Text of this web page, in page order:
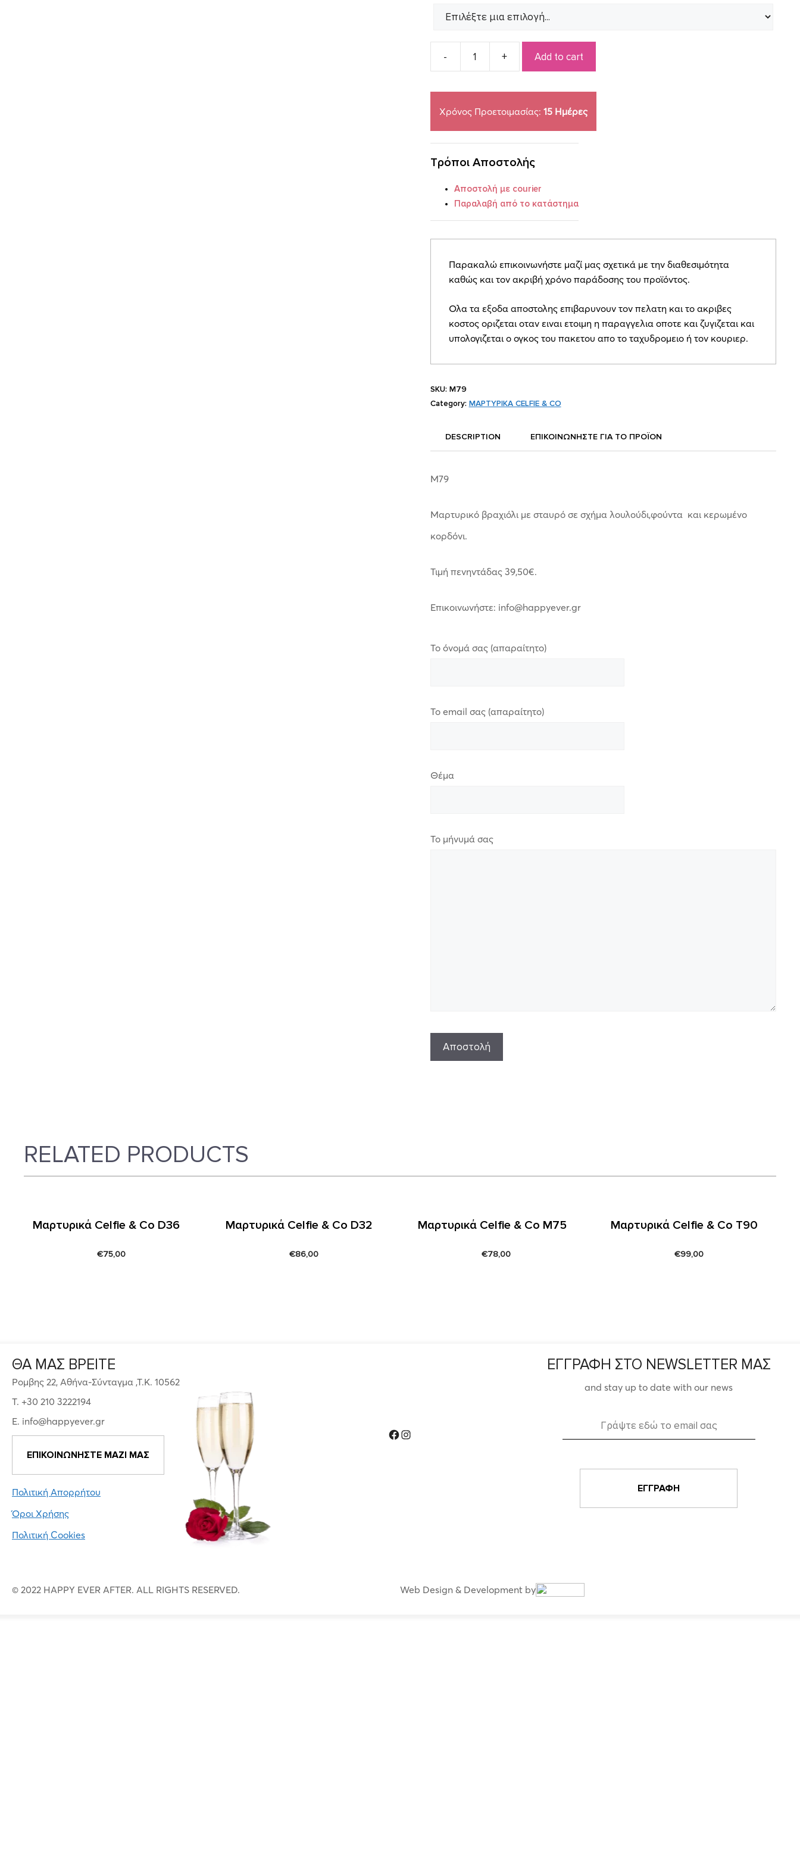
Μαρτυρικά
&
Co
Add to cart
Χρόνος Προετοιμασίας: 15 Ημέρες
Τρόποι Αποστολής
Αποστολή με courier
Παραλαβή από το κατάστημα
Παρακαλώ επικοινωνήστε μαζί μας σχετικά με την διαθεσιμότητα
καθώς και τον ακριβή χρόνο παράδοσης του προϊόντος.
Ολα τα εξοδα αποστολης επιβαρυνουν τον πελατη και το ακριβες
κοστος οριζεται οταν ειναι ετοιμη η παραγγελια οποτε και ζυγιζεται και
υπολογιζεται ο ογκος του πακετου απο το ταχυδρομειο ή τον κουριερ.
SKU: M79
Category: ΜΑΡΤΥΡΙΚΑ CELFIE & CO
DESCRIPTION ΕΠΙΚΟΙΝΩΝΗΣΤΕ ΓΙΑ ΤΟ ΠΡΟΪOΝ
M79
Μαρτυρικό βραχιόλι με σταυρό σε σχήμα λουλούδι,φούντα και κερωμένο
κορδόνι.
Τιμή πενηντάδας 39,50€.
Επικοινωνήστε: info@happyever.gr
Το όνομά σας (απαραίτητο)
Το email σας (απαραίτητο)
Θέμα
Το μήνυμά σας
RELATED PRODUCTS
Μαρτυρικά Celfie & Co D36
€75,00
Μαρτυρικά Celfie & Co D32
€86,00
Μαρτυρικά Celfie & Co M75
€78,00
Μαρτυρικά Celfie & Co T90
€99,00
ΘΑ ΜΑΣ ΒΡΕΙΤΕ
Ρομβης 22, Αθήνα-Σύνταγμα ,Τ.Κ. 10562
T. +30 210 3222194
E. info@happyever.gr
ΕΠΙΚΟΙΝΩΝΗΣΤΕ ΜΑΖΙ ΜΑΣ
Πολιτική Απορρήτου
Όροι Χρήσης
Πολιτική Cookies
Facebook
Instagram
ΕΓΓΡΑΦΗ ΣΤΟ NEWSLETTER ΜΑΣ
and stay up to date with our news
© 2022 HAPPY EVER AFTER. ALL RIGHTS RESERVED. Web Design & Development by